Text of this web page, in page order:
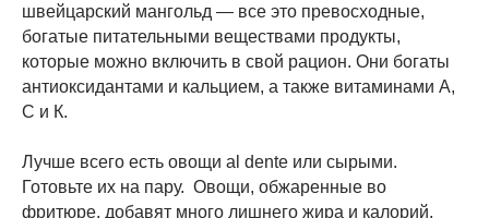
швейцарский мангольд — все это превосходные,
богатые питательными веществами продукты,
которые можно включить в свой рацион. Они богаты
антиоксидантами и кальцием, а также витаминами А,
С и К.
Лучше всего есть овощи al dente или сырыми.
Готовьте их на пару. Овощи, обжаренные во
фритюре, добавят много лишнего жира и калорий.